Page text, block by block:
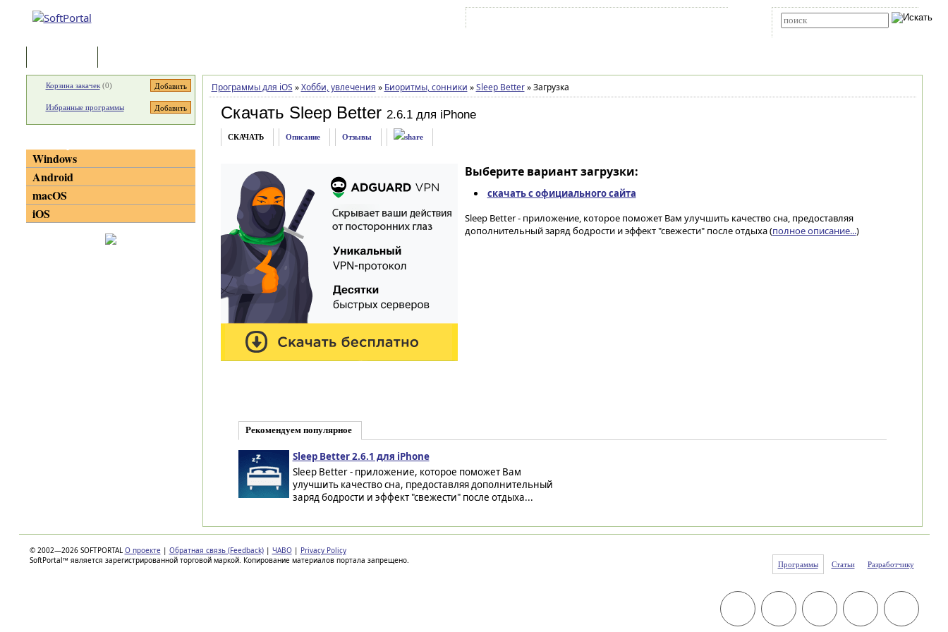
Программы для iOS » Хобби, увлечения » Биоритмы, сонники » Sleep Better »Загрузка
Скачать Sleep Better 2.6.1 для iPhone
СКАЧАТЬ Описание Отзывы
Выберите вариант загрузки:
скачать с официального сайта
Sleep Better - приложение, которое поможет Вам улучшить качество сна, предоставляя
дополнительный заряд бодрости и эффект "свежести" после отдыха (полное описание...)
Рекомендуем популярное
Sleep Better 2.6.1 для iPhone
Sleep Better - приложение, которое поможет Вам
улучшить качество сна, предоставляя дополнительный
заряд бодрости и эффект "свежести" после отдыха...
Корзина закачек(0)
Избранные программы
Windows
Android
macOS
iOS
© 2002—2026 SOFTPORTAL О проекте | Обратная связь (Feedback) | ЧАВО | Privacy Policy
SoftPortal™ является зарегистрированной торговой маркой. Копирование материалов портала запрещено.
Программы Статьи Разработчику